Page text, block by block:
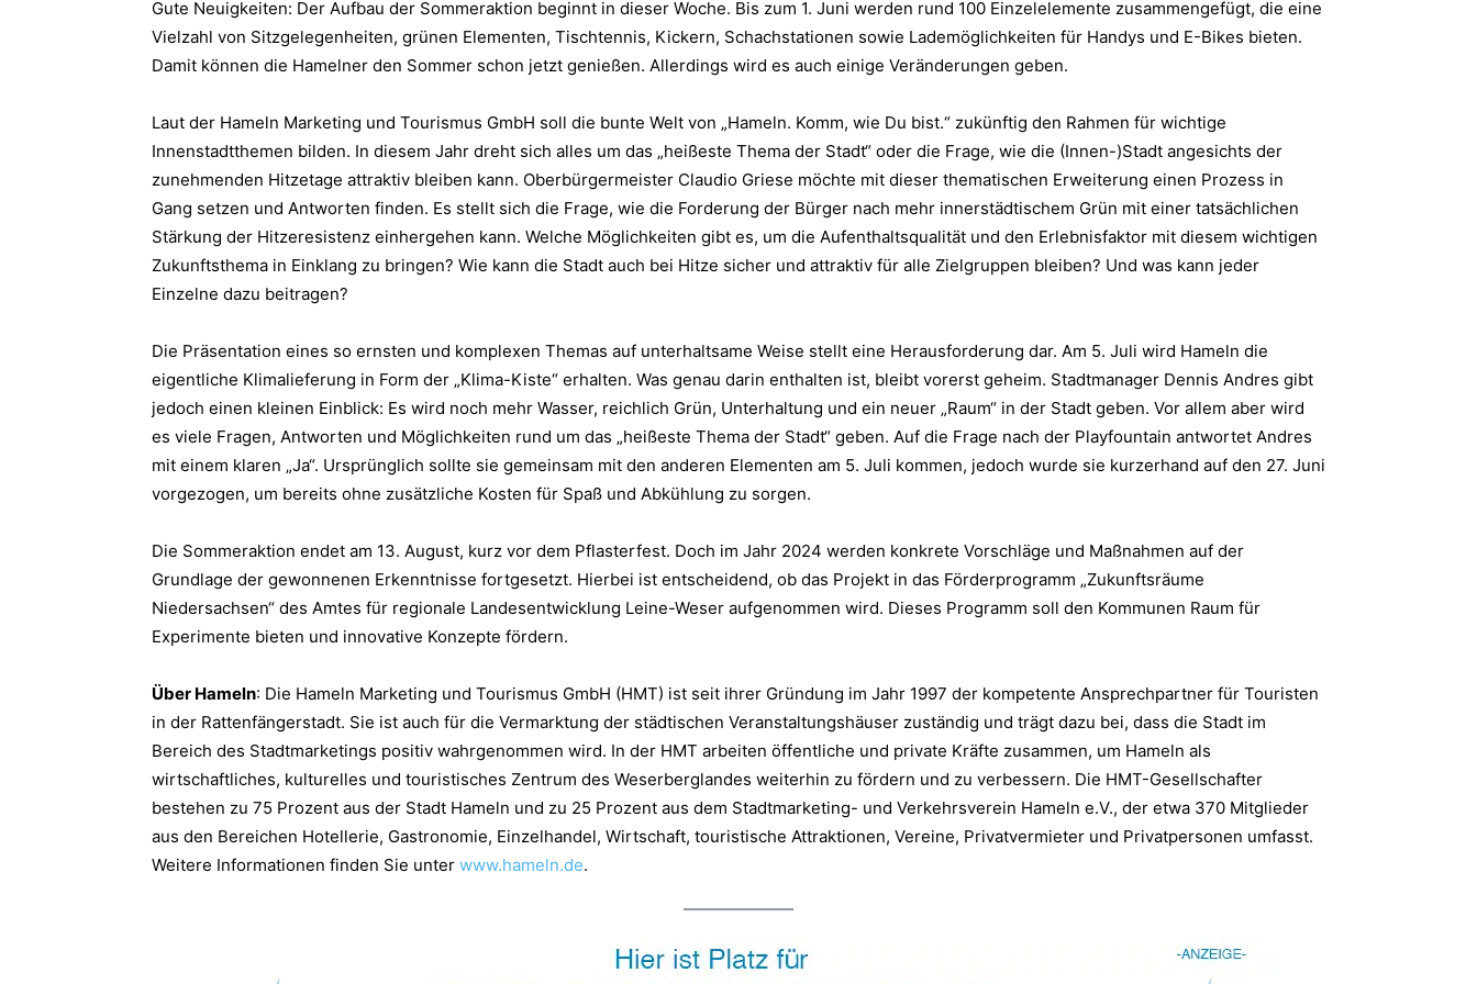
Gute Neuigkeiten: Der Aufbau der Sommeraktion beginnt in dieser Woche. Bis zum 1. Juni werden rund 100 Einzelelemente zusammengefügt, die eine
Vielzahl von Sitzgelegenheiten, grünen Elementen, Tischtennis, Kickern, Schachstationen sowie Lademöglichkeiten für Handys und E-Bikes bieten.
Damit können die Hamelner den Sommer schon jetzt genießen. Allerdings wird es auch einige Veränderungen geben.
Laut der Hameln Marketing und Tourismus GmbH soll die bunte Welt von „Hameln. Komm, wie Du bist.“ zukünftig den Rahmen für wichtige
Innenstadtthemen bilden. In diesem Jahr dreht sich alles um das „heißeste Thema der Stadt“ oder die Frage, wie die (Innen-)Stadt angesichts der
zunehmenden Hitzetage attraktiv bleiben kann. Oberbürgermeister Claudio Griese möchte mit dieser thematischen Erweiterung einen Prozess in
Gang setzen und Antworten finden. Es stellt sich die Frage, wie die Forderung der Bürger nach mehr innerstädtischem Grün mit einer tatsächlichen
Stärkung der Hitzeresistenz einhergehen kann. Welche Möglichkeiten gibt es, um die Aufenthaltsqualität und den Erlebnisfaktor mit diesem wichtigen
Zukunftsthema in Einklang zu bringen? Wie kann die Stadt auch bei Hitze sicher und attraktiv für alle Zielgruppen bleiben? Und was kann jeder
Einzelne dazu beitragen?
Die Präsentation eines so ernsten und komplexen Themas auf unterhaltsame Weise stellt eine Herausforderung dar. Am 5. Juli wird Hameln die
eigentliche Klimalieferung in Form der „Klima-Kiste“ erhalten. Was genau darin enthalten ist, bleibt vorerst geheim. Stadtmanager Dennis Andres gibt
jedoch einen kleinen Einblick: Es wird noch mehr Wasser, reichlich Grün, Unterhaltung und ein neuer „Raum“ in der Stadt geben. Vor allem aber wird
es viele Fragen, Antworten und Möglichkeiten rund um das „heißeste Thema der Stadt“ geben. Auf die Frage nach der Playfountain antwortet Andres
mit einem klaren „Ja“. Ursprünglich sollte sie gemeinsam mit den anderen Elementen am 5. Juli kommen, jedoch wurde sie kurzerhand auf den 27. Juni
vorgezogen, um bereits ohne zusätzliche Kosten für Spaß und Abkühlung zu sorgen.
Die Sommeraktion endet am 13. August, kurz vor dem Pflasterfest. Doch im Jahr 2024 werden konkrete Vorschläge und Maßnahmen auf der
Grundlage der gewonnenen Erkenntnisse fortgesetzt. Hierbei ist entscheidend, ob das Projekt in das Förderprogramm „Zukunftsräume
Niedersachsen“ des Amtes für regionale Landesentwicklung Leine-Weser aufgenommen wird. Dieses Programm soll den Kommunen Raum für
Experimente bieten und innovative Konzepte fördern.
Über Hameln: Die Hameln Marketing und Tourismus GmbH (HMT) ist seit ihrer Gründung im Jahr 1997 der kompetente Ansprechpartner für Touristen
in der Rattenfängerstadt. Sie ist auch für die Vermarktung der städtischen Veranstaltungshäuser zuständig und trägt dazu bei, dass die Stadt im
Bereich des Stadtmarketings positiv wahrgenommen wird. In der HMT arbeiten öffentliche und private Kräfte zusammen, um Hameln als
wirtschaftliches, kulturelles und touristisches Zentrum des Weserberglandes weiterhin zu fördern und zu verbessern. Die HMT-Gesellschafter
bestehen zu 75 Prozent aus der Stadt Hameln und zu 25 Prozent aus dem Stadtmarketing- und Verkehrsverein Hameln e.V., der etwa 370 Mitglieder
aus den Bereichen Hotellerie, Gastronomie, Einzelhandel, Wirtschaft, touristische Attraktionen, Vereine, Privatvermieter und Privatpersonen umfasst.
Weitere Informationen finden Sie unter www.hameln.de.